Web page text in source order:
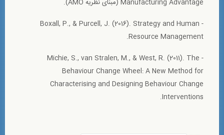
Manufacturing Advantage (مبنای نظریه AMO).
- Boxall, P., & Purcell, J. (2016). Strategy and Human
Resource Management.
- Michie, S., van Stralen, M., & West, R. (2011). The
Behaviour Change Wheel: A New Method for
Characterising and Designing Behaviour Change
Interventions.